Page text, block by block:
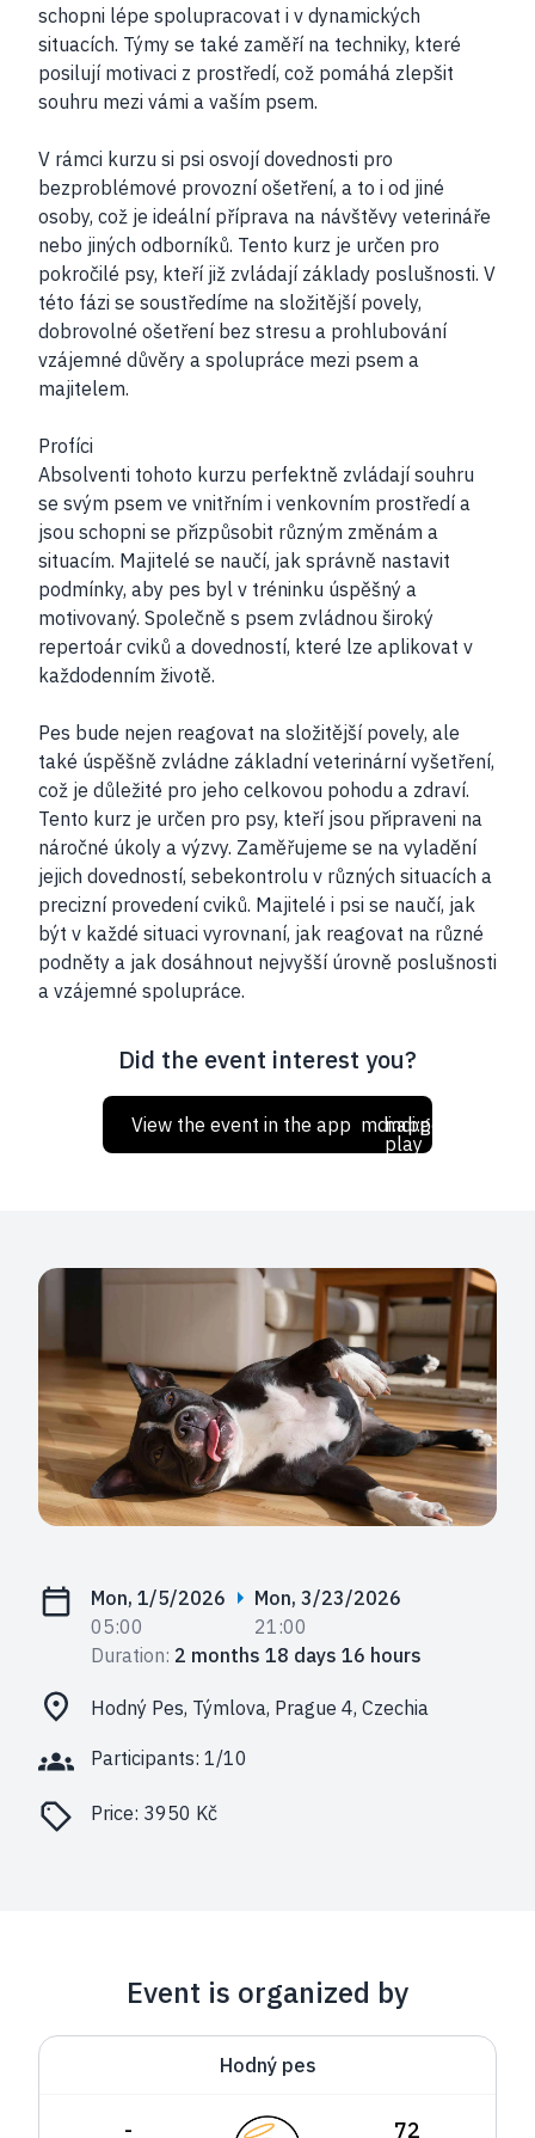
schopni lépe spolupracovat i v dynamických
situacích. Týmy se také zaměří na techniky, které
posilují motivaci z prostředí, což pomáhá zlepšit
souhru mezi vámi a vaším psem.
V rámci kurzu si psi osvojí dovednosti pro
bezproblémové provozní ošetření, a to i od jiné
osoby, což je ideální příprava na návštěvy veterináře
nebo jiných odborníků. Tento kurz je určen pro
pokročilé psy, kteří již zvládají základy poslušnosti. V
této fázi se soustředíme na složitější povely,
dobrovolné ošetření bez stresu a prohlubování
vzájemné důvěry a spolupráce mezi psem a
majitelem.
Profíci
Absolventi tohoto kurzu perfektně zvládají souhru
se svým psem ve vnitřním i venkovním prostředí a
jsou schopni se přizpůsobit různým změnám a
situacím. Majitelé se naučí, jak správně nastavit
podmínky, aby pes byl v tréninku úspěšný a
motivovaný. Společně s psem zvládnou široký
repertoár cviků a dovedností, které lze aplikovat v
každodenním životě.
Pes bude nejen reagovat na složitější povely, ale
také úspěšně zvládne základní veterinární vyšetření,
což je důležité pro jeho celkovou pohodu a zdraví.
Tento kurz je určen pro psy, kteří jsou připraveni na
náročné úkoly a výzvy. Zaměřujeme se na vyladění
jejich dovedností, sebekontrolu v různých situacích a
precizní provedení cviků. Majitelé i psi se naučí, jak
být v každé situaci vyrovnaní, jak reagovat na různé
podněty a jak dosáhnout nejvyšší úrovně poslušnosti
a vzájemné spolupráce.
Did the event interest you?
View the event in the app mdi:apple
mdi:google-
play
Mon, 1/5/2026
05:00
Mon, 3/23/2026
21:00
Duration: 2 months 18 days 16 hours
Hodný Pes, Týmlova, Prague 4, Czechia
Participants: 1/10
Price: 3950 Kč
Event is organized by
Hodný pes
- 72